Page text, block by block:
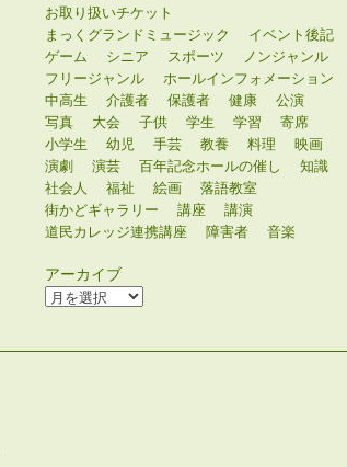
お取り扱いチケット
まっくグランドミュージック
イベント後記
ゲーム
シニア スポーツ
ノンジャンル
フリージャンル
ホールインフォメーション
中高生
介護者 保護者 健康
公演
写真
大会 子供 学生 学習
寄席
小学生
幼児 手芸 教養 料理
映画
演劇
演芸 百年記念ホールの催し
知識
社会人
福祉 絵画
落語教室
街かどギャラリー
講座
講演
道民カレッジ連携講座
障害者 音楽
アーカイブ
ア